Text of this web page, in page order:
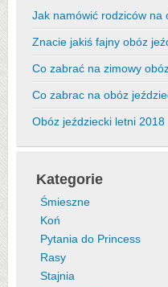
Jak namówić rodziców na
Znacie jakiś fajny obóz
Co zabrać na zimowy
Co zabrac na obóz
Obóz jeździecki letni 2018
Kategorie
Śmieszne
Koń
Pytania do Princess
Rasy
Stajnia